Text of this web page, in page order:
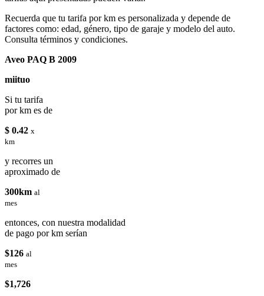
Recuerda que tu tarifa por km es personalizada y depende de
factores como: edad, género, tipo de garaje y modelo del auto.
Consulta términos y condiciones.
Aveo PAQ B 2009
miituo
Si tu tarifa
por km es de
$ 0.42 x
km
y recorres un
aproximado de
300km al
mes
entonces, con nuestra modalidad
de pago por km serían
$126 al
mes
$1,726